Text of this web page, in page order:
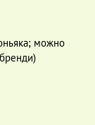
можно